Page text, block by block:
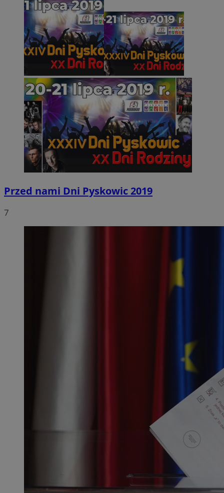
Przed nami Dni Pyskowic 2019
7